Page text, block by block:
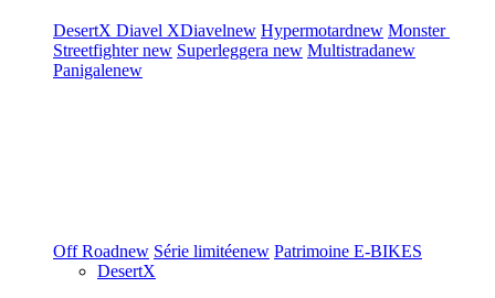
DesertX Diavel XDiavelnew Hypermotardnew Monster
Streetfighternew Superleggera new Multistradanew
Panigalenew
Off Roadnew Série limitéenew Patrimoine E-BIKES
DesertX